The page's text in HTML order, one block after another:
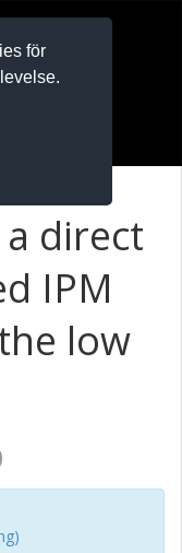
för
direct
IPM
low